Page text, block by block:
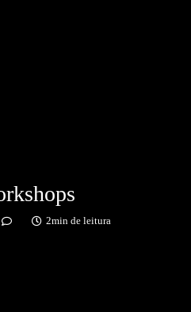
2min de leitura